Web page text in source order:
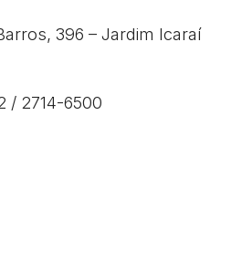
396 – Jardim Icaraí
/ 2714-6500